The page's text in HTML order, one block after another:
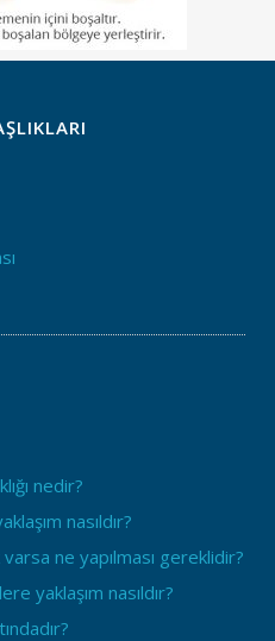
nedir?
nasıldır?
varsa ne yapılması gereklidir?
yaklaşım nasıldır?